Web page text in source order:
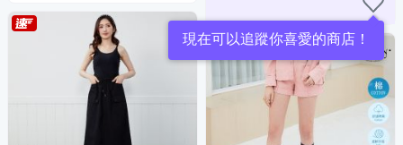
現在可以追蹤你喜愛的商店！